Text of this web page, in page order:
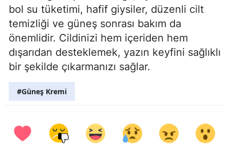
bol su tüketimi, hafif giysiler, düzenli cilt
temizliği ve güneş sonrası bakım da
önemlidir. Cildinizi hem içeriden hem
dışarıdan desteklemek, yazın keyfini sağlıklı
bir şekilde çıkarmanızı sağlar.
#Güneş Kremi